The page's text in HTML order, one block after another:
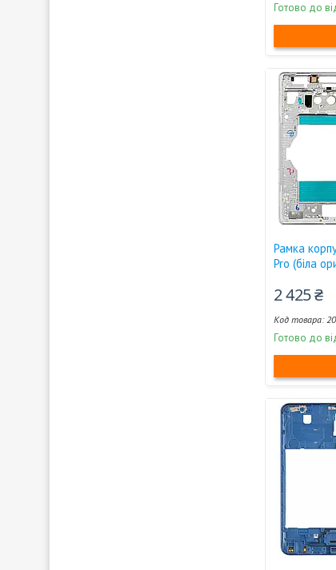
Готово до
Рамка
Pro (біла
2 425 ₴
Готово до